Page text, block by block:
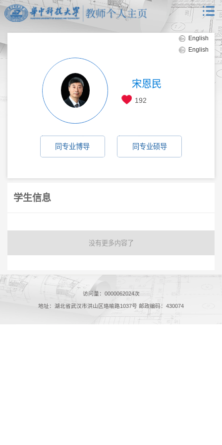
English
English
宋恩民
192
同专业博导 同专业硕导
学生信息
没有更多内容了
访问量： 0000062024次
地址：湖北省武汉市洪山区珞喻路1037号 邮政编码：430074